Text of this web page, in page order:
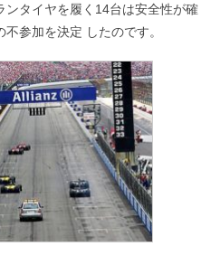
ンタイヤを履く14台は安全性が確
参加を決定 したのです。